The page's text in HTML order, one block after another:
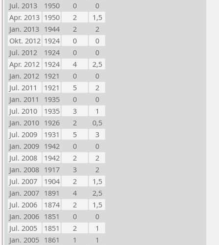
Jul. 2013
1950 0
0
Apr. 2013 1950 2
1,5
Jan. 2013 1944 2
2
Okt. 2012 1924 0
0
Jul. 2012
1924 0
0
Apr. 2012 1924 4
2,5
Jan. 2012 1921 0
0
Jul. 2011
1921 5
2
Jan. 2011
1935 0
0
Jul. 2010
1935 3
1
Jan. 2010 1926 2
0,5
Jul. 2009
1931 5
3
Jan. 2009 1942 0
0
Jul. 2008
1942 2
2
Jan. 2008 1917 3
2
Jul. 2007
1904 2
1,5
Jan. 2007 1891 4
2,5
Jul. 2006
1874 2
1,5
Jan. 2006 1851 0
0
Jul. 2005
1851 2
1
Jan. 2005 1861 1
1